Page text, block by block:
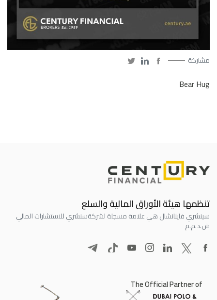
مشاركة
Bear Hug
تنظمها هيئة الأوراق المالية والسلع
سينشري فاينانشال هي علامة مسجلة لشركةسنشري للاستشارات المالي
ش.ذ.م.م
The Official Partner of